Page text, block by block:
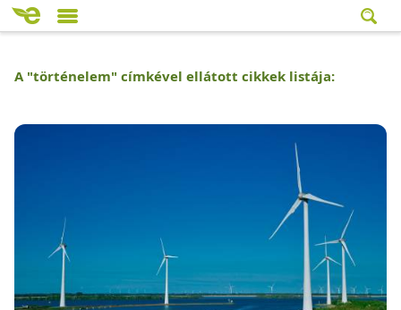
A "történelem" címkével ellátott cikkek listája: